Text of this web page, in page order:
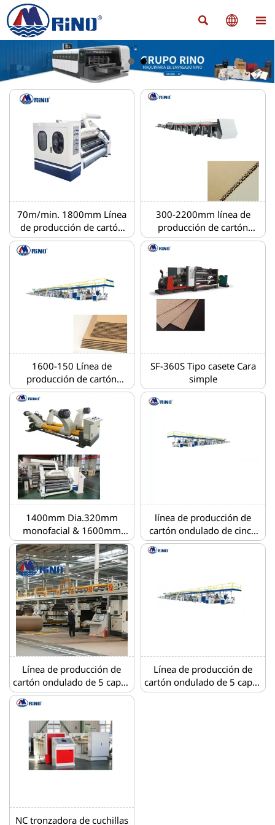
  
70m/min. 1800mm Línea
de producción de cartón
ondulado de 2 capas
300-2200mm línea de
producción de cartón
ondulado de siete capas
1600-150 Línea de
producción de cartón
ondulado de 3 capas de
alta velocidad
SF-360S Tipo casete Cara
simple
1400mm Dia.320mm
monofacial & 1600mm
soporte hidráulico de
rodillos de laminación
línea de producción de
cartón ondulado de cinco
capas-150 m/min-2200
Línea de producción de
cartón ondulado de 5 capas
totalmente automática
Línea de producción de
cartón ondulado de 5 capas
totalmente automática
NC tronzadora de cuchillas